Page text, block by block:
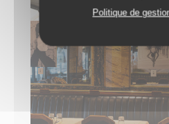
Politique de